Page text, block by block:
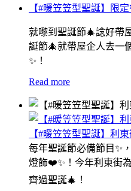
【#暖笠笠型聖誕】限
就嚟到聖誕節🎄諗好帶
誕節🎄就帶屋企人去一
✨！
Read more
【#暖笠笠型聖誕】利
每年聖誕節必備節目✨
燈飾❤️✨！今年利東街
齊過聖誕🎄！